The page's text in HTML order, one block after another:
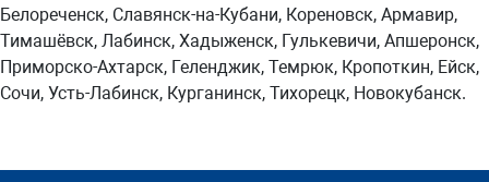
Белореченск, Славянск-на-Кубани, Кореновск, Армавир,
Тимашёвск, Лабинск, Хадыженск, Гулькевичи, Апшеронск,
Приморско-Ахтарск, Геленджик, Темрюк, Кропоткин, Ейск,
Сочи, Усть-Лабинск, Курганинск, Тихорецк, Новокубанск.